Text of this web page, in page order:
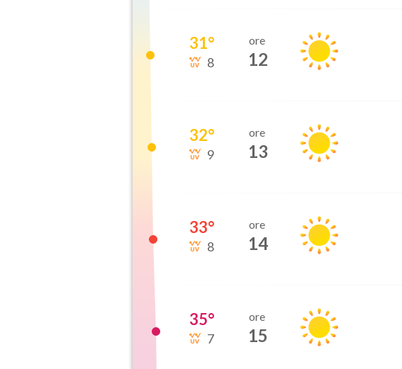
31°
8
ore
12
32°
9
ore
13
33°
8
ore
14
35°
7
ore
15